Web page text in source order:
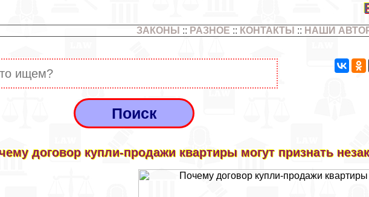
ЗАКОНЫ :: РАЗНОЕ :: КОНТАКТЫ :: НАШИ
договор купли-продажи квартиры могут признать